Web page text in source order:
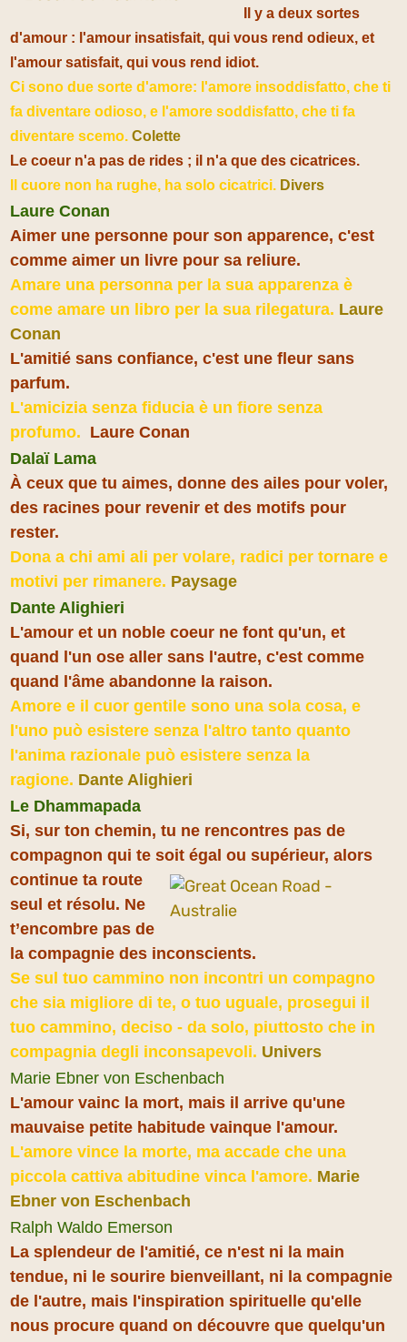
Il y a deux sortes
d'amour : l'amour insatisfait, qui vous rend odieux, et
l'amour satisfait, qui vous rend idiot.
Ci sono due sorte d'amore: l'amore insoddisfatto, che ti
fa diventare odioso, e l'amore soddisfatto, che ti fa
diventare scemo. Colette
Le coeur n'a pas de rides ; il n'a que des cicatrices.
Il cuore non ha rughe, ha solo cicatrici. Divers
Laure Conan
Aimer une personne pour son apparence, c'est
comme aimer un livre pour sa reliure.
Amare una personna per la sua apparenza è
come amare un libro per la sua rilegatura. Laure
Conan
L'amitié sans confiance, c'est une fleur sans
parfum.
L'amicizia senza fiducia è un fiore senza
profumo. Laure Conan
Dalaï Lama
À ceux que tu aimes, donne des ailes pour voler,
des racines pour revenir et des motifs pour
rester.
Dona a chi ami ali per volare, radici per tornare e
motivi per rimanere. Paysage
Dante Alighieri
L'amour et un noble coeur ne font qu'un, et
quand l'un ose aller sans l'autre, c'est comme
quand l'âme abandonne la raison.
Amore e il cuor gentile sono una sola cosa, e
l'uno può esistere senza l'altro tanto quanto
l'anima razionale può esistere senza la
ragione. Dante Alighieri
Le Dhammapada
Si, sur ton chemin, tu ne rencontres pas de
compagnon qui te soit égal ou supérieur, alors
continue ta route
seul et résolu. Ne
t’encombre pas de
la compagnie des inconscients.
Se sul tuo cammino non incontri un compagno
che sia migliore di te, o tuo uguale, prosegui il
tuo cammino, deciso - da solo, piuttosto che in
compagnia degli inconsapevoli. Univers
Marie Ebner von Eschenbach
L'amour vainc la mort, mais il arrive qu'une
mauvaise petite habitude vainque l'amour.
L'amore vince la morte, ma accade che una
piccola cattiva abitudine vinca l'amore. Marie
Ebner von Eschenbach
Ralph Waldo Emerson
La splendeur de l'amitié, ce n'est ni la main
tendue, ni le sourire bienveillant, ni la compagnie
de l'autre, mais l'inspiration spirituelle qu'elle
nous procure quand on découvre que quelqu'un